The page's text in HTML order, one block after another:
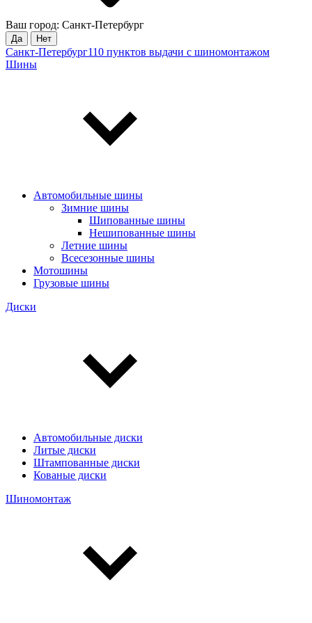
Ваш город: Санкт-Петербург
Да Нет
Санкт-Петербург110 пунктов выдачи с шиномонтажом
Шины
Автомобильные шины
Зимние шины
Шипованные шины
Нешипованные шины
Летние шины
Всесезонные шины
Мотошины
Грузовые шины
Диски
Автомобильные диски
Литые диски
Штампованные диски
Кованые диски
Шиномонтаж